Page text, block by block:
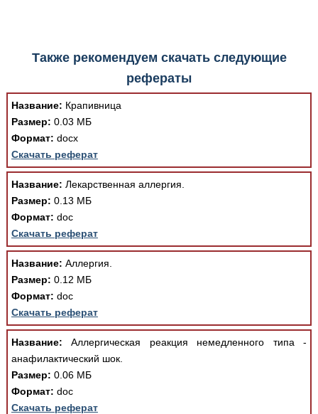
Также рекомендуем скачать следующие
рефераты
Название: Крапивница
Размер: 0.03 МБ
Формат: docx
Скачать реферат
Название: Лекарственная аллергия.
Размер: 0.13 МБ
Формат: doc
Скачать реферат
Название: Аллергия.
Размер: 0.12 МБ
Формат: doc
Скачать реферат
Название: Аллергическая реакция немедленного типа -
анафилактический шок.
Размер: 0.06 МБ
Формат: doc
Скачать реферат